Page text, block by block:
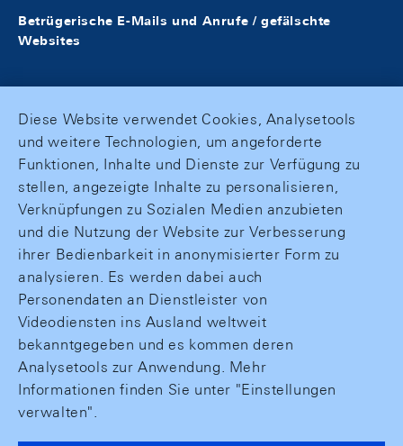
Betrügerische E-Mails und Anrufe / gefälschte
Websites
Diese Website verwendet Cookies, Analysetools
und weitere Technologien, um angeforderte
Funktionen, Inhalte und Dienste zur Verfügung zu
stellen, angezeigte Inhalte zu personalisieren,
Verknüpfungen zu Sozialen Medien anzubieten
und die Nutzung der Website zur Verbesserung
ihrer Bedienbarkeit in anonymisierter Form zu
analysieren. Es werden dabei auch
Personendaten an Dienstleister von
Videodiensten ins Ausland weltweit
bekanntgegeben und es kommen deren
Analysetools zur Anwendung. Mehr
Informationen finden Sie unter "Einstellungen
verwalten".